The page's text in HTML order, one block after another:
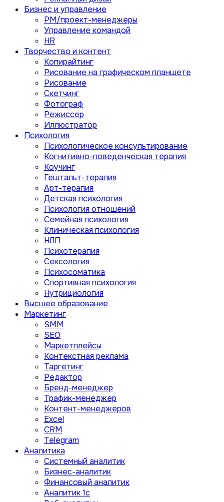
Бизнес и управление
PM/проект-менеджеры
Управление командой
HR
Творчество и контент
Копирайтинг
Рисование на графическом планшете
Рисование
Скетчинг
Фотограф
Режиссер
Иллюстратор
Психология
Психологическое консультирование
Когнитивно-поведенческая терапия
Коучинг
Гештальт-терапия
Арт-терапия
Детская психология
Психология отношений
Семейная психология
Клиническая психология
НЛП
Психотерапия
Сексология
Психосоматика
Спортивная психология
Нутрициология
Высшее образование
Маркетинг
SMM
SEO
Маркетплейсы
Контекстная реклама
Таргетинг
Редактор
Бренд-менеджер
Трафик-менеджер
Контент-менеджеров
Excel
CRM
Telegram
Аналитика
Системный аналитик
Бизнес-аналитик
Финансовый аналитик
Aналитик 1с